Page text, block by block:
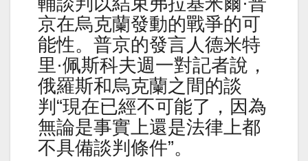
京在烏克蘭發動的戰爭的可
能性。普京的發言人德米特
里·佩斯科夫週一對記者說，
俄羅斯和烏克蘭之間的談
判“現在已經不可能了，因為
無論是事實上還是法律上都
不具備談判條件”。